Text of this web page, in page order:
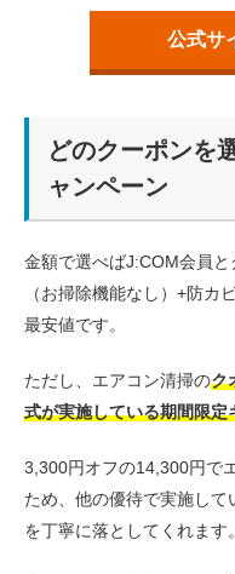
公式サイ
どのクーポンを
ャンペーン
金額で選べばJ:COM会員
（お掃除機能なし）+防カ
最安値です。
ただし、エアコン清掃のク
式が実施している期間限
3,300円オフの14,300円で
ため、他の優待で実施し
を丁寧に落としてくれます。